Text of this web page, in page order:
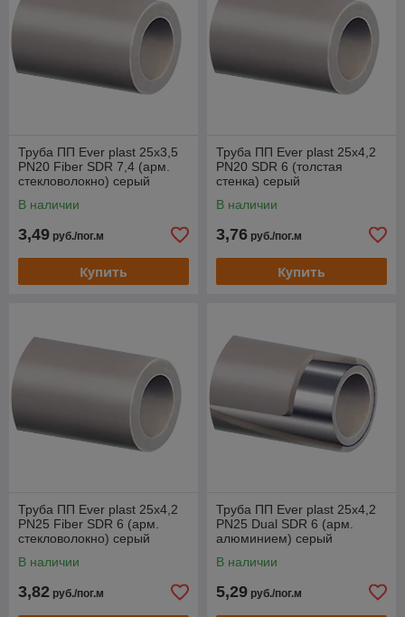
Труба ПП Ever plast 25x3,5
PN20 Fiber SDR 7,4 (арм.
стекловолокно) серый
В наличии
3,49 руб./пог.м
Купить
Труба ПП Ever plast 25x4,2
PN20 SDR 6 (толстая
стенка) серый
В наличии
3,76 руб./пог.м
Купить
Труба ПП Ever plast 25x4,2
PN25 Fiber SDR 6 (арм.
стекловолокно) серый
В наличии
3,82 руб./пог.м
Труба ПП Ever plast 25x4,2
PN25 Dual SDR 6 (арм.
алюминием) серый
В наличии
5,29 руб./пог.м